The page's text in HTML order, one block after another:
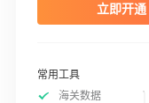
立即开通
常用工具
海关数据